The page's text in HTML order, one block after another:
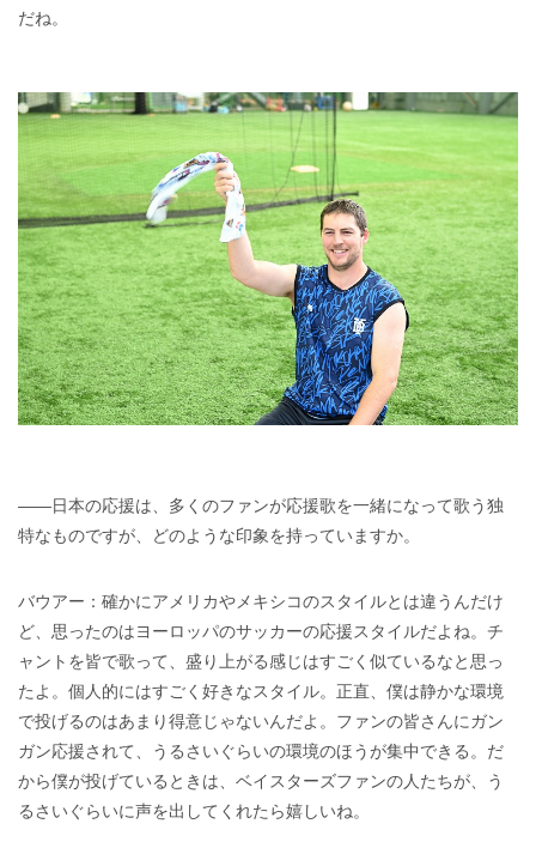
だね。
――日本の応援は、多くのファンが応援歌を一緒になって歌う独
特なものですが、どのような印象を持っていますか。
バウアー：確かにアメリカやメキシコのスタイルとは違うんだけ
ど、思ったのはヨーロッパのサッカーの応援スタイルだよね。チ
ャントを皆で歌って、盛り上がる感じはすごく似ているなと思っ
たよ。個人的にはすごく好きなスタイル。正直、僕は静かな環境
で投げるのはあまり得意じゃないんだよ。ファンの皆さんにガン
ガン応援されて、うるさいぐらいの環境のほうが集中できる。だ
から僕が投げているときは、ベイスターズファンの人たちが、う
るさいぐらいに声を出してくれたら嬉しいね。